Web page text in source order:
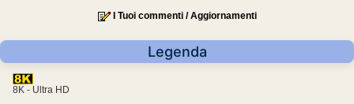
I Tuoi commenti / Aggiornamenti
Legenda
8K - Ultra HD